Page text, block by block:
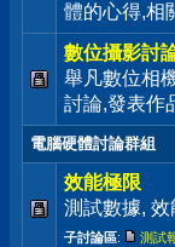
體的心得,相
數位攝影討
舉凡數位相
討論,發表作
電腦硬體討論群組
效能極限
測試數據,
子討論區: 測試